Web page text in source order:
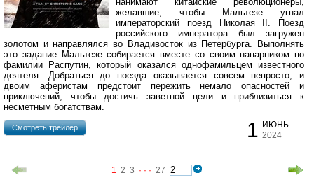
желавшие, чтобы Мальтезе угнал
императорский поезд Николая II. Поезд
российского императора был загружен
золотом и направлялся во Владивосток из Петербурга. Выполнять
это задание Мальтезе собирается вместе со своим напарником по
фамилии Распутин, который оказался однофамильцем известного
деятеля. Добраться до поезда оказывается совсем непросто, и
двоим аферистам предстоит пережить немало опасностей и
приключений, чтобы достичь заветной цели и приблизиться к
несметным богатствам.
1 ИЮНЬ
2024
Cмотреть трейлер
1 2 3 · · · 27